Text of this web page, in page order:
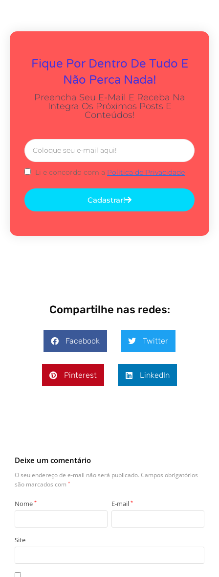
Fique Por Dentro De Tudo E
Não Perca Nada!
Preencha Seu E-Mail E Receba Na
Integra Os Próximos Posts E
Conteúdos!
Li e concordo com a Política de Privacidade
Cadastrar!
Compartilhe nas redes:
Facebook Twitter
Pinterest LinkedIn
Deixe um comentário
O seu endereço de e-mail não será publicado. Campos obrigatórios
são marcados com *
Nome * E-mail *
Site